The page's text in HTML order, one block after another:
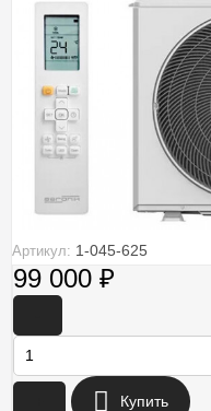
Артикул: 1-045-625
99 000 ₽
Купить